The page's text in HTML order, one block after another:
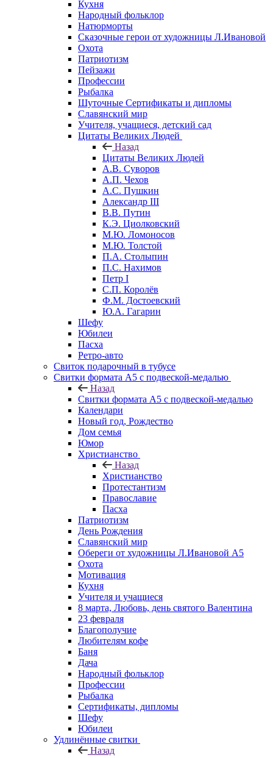
Кухня
Народный фольклор
Натюрморты
Сказочные герои от художницы Л.Ивановой
Охота
Патриотизм
Пейзажи
Профессии
Рыбалка
Шуточные Сертификаты и дипломы
Славянский мир
Учителя, учащиеся, детский сад
Цитаты Великих Людей
Назад
Цитаты Великих Людей
А.В. Суворов
А.П. Чехов
А.С. Пушкин
Александр III
В.В. Путин
К.Э. Циолковский
М.Ю. Ломоносов
М.Ю. Толстой
П.А. Столыпин
П.С. Нахимов
Петр I
С.П. Королёв
Ф.М. Достоевский
Ю.А. Гагарин
Шефу
Юбилеи
Пасха
Ретро-авто
Свиток подарочный в тубусе
Свитки формата А5 с подвеской-медалью
Назад
Свитки формата А5 с подвеской-медалью
Календари
Новый год, Рождество
Дом семья
Юмор
Христианство
Назад
Христианство
Протестантизм
Православие
Пасха
Патриотизм
День Рождения
Славянский мир
Обереги от художницы Л.Ивановой А5
Охота
Мотивация
Кухня
Учителя и учащиеся
8 марта, Любовь, день святого Валентина
23 февраля
Благополучие
Любителям кофе
Баня
Дача
Народный фольклор
Профессии
Рыбалка
Сертификаты, дипломы
Шефу
Юбилеи
Удлинённые свитки
Назад